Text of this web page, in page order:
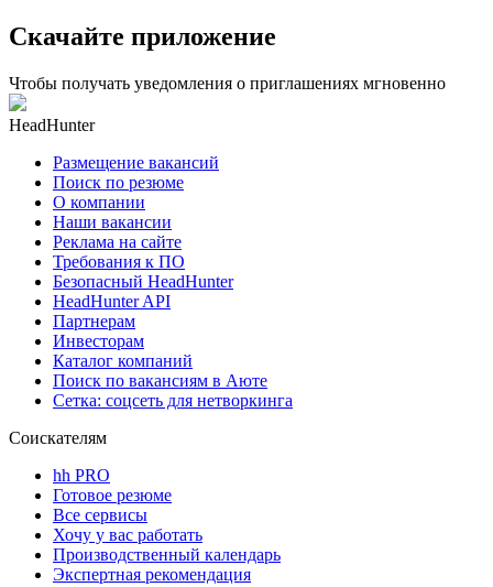
Скачайте приложение
Чтобы получать уведомления о приглашениях мгновенно
HeadHunter
Размещение вакансий
Поиск по резюме
О компании
Наши вакансии
Реклама на сайте
Требования к ПО
Безопасный HeadHunter
HeadHunter API
Партнерам
Инвесторам
Каталог компаний
Поиск по вакансиям в Аюте
Сетка: соцсеть для нетворкинга
Соискателям
hh PRO
Готовое резюме
Все сервисы
Хочу у вас работать
Производственный календарь
Экспертная рекомендация